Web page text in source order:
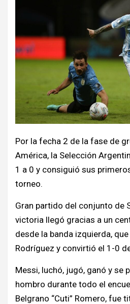
Por la fecha 2 de la fase de
América, la Selección
1 a 0 y consiguió sus
torneo.
Gran partido del conjunto de
victoria llegó gracias a un
desde la banda izquierda,
Rodríguez y convirtió el 1-0
Messi, luchó, jugó, ganó y se
hombro durante todo el
Belgrano “Cuti” Romero, fue